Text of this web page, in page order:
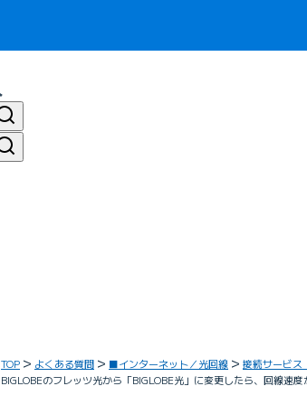
TOP よくある質問 ■インターネット／光回線 接続サービ
BIGLOBEのフレッツ光から「BIGLOBE光」に変更したら、回線速